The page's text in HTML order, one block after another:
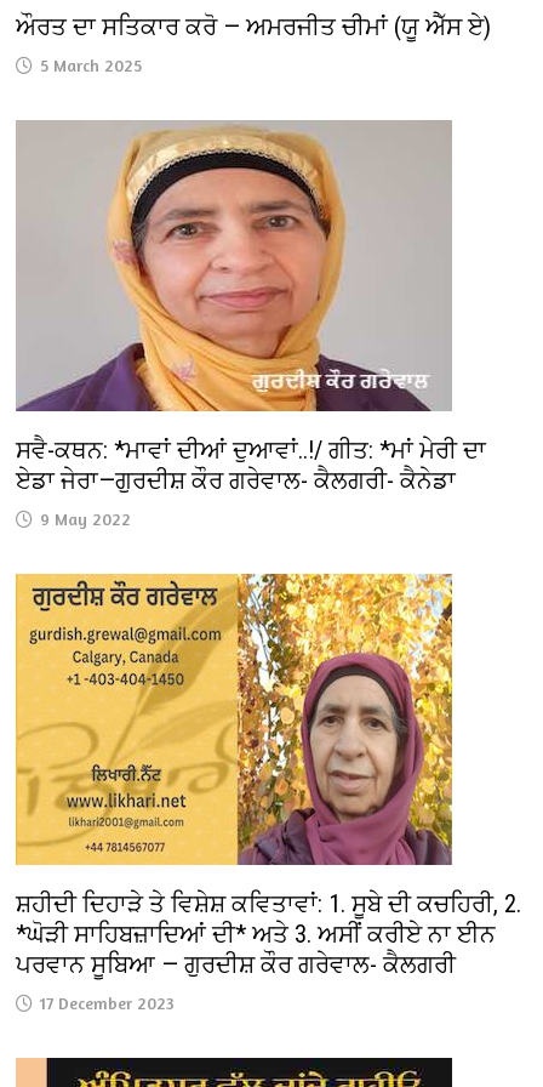
ਔਰਤ ਦਾ ਸਤਿਕਾਰ ਕਰੋ — ਅਮਰਜੀਤ ਚੀਮਾਂ (ਯੂ ਐੱਸ ਏ)
5 March 2025
ਸਵੈ-ਕਥਨ: *ਮਾਵਾਂ ਦੀਆਂ ਦੁਆਵਾਂ..!/ ਗੀਤ: *ਮਾਂ ਮੇਰੀ ਦਾ
ਏਡਾ ਜੇਰਾ—ਗੁਰਦੀਸ਼ ਕੌਰ ਗਰੇਵਾਲ- ਕੈਲਗਰੀ- ਕੈਨੇਡਾ
9 May 2022
ਸ਼ਹੀਦੀ ਦਿਹਾੜੇ ਤੇ ਵਿਸ਼ੇਸ਼ ਕਵਿਤਾਵਾਂ: 1. ਸੂਬੇ ਦੀ ਕਚਹਿਰੀ, 2.
*ਘੋੜੀ ਸਾਹਿਬਜ਼ਾਦਿਆਂ ਦੀ* ਅਤੇ 3. ਅਸੀਂ ਕਰੀਏ ਨਾ ਈਨ
ਪਰਵਾਨ ਸੂਬਿਆ — ਗੁਰਦੀਸ਼ ਕੌਰ ਗਰੇਵਾਲ- ਕੈਲਗਰੀ
17 December 2023